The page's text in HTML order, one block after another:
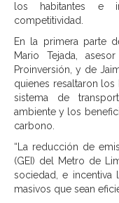
los habitantes e
competitividad.
En la primera parte
Mario Tejada,
Proinversión, y de
quienes resaltaron
sistema de
ambiente y los
carbono.
“La reducción de
(GEI) del Metro de
sociedad, e incentiva
masivos que sean